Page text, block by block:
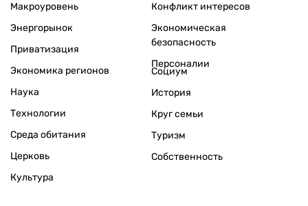
Макроуровень
Энергорынок
Приватизация
Экономика регионов
Конфликт интересов
Экономическая
безопасность
Персоналии
Наука
Технологии
Среда обитания
Церковь
Культура
Социум
История
Круг семьи
Туризм
Собственность